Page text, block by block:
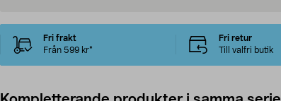
Fri frakt
Från 599 kr*
Fri retur
Till valfri butik